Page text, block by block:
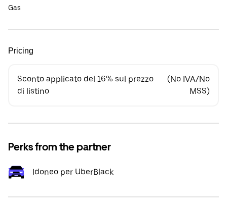
Gas
Pricing
Sconto applicato del 16% sul prezzo
di listino
(No IVA/No
MSS)
Perks from the partner
Idoneo per UberBlack